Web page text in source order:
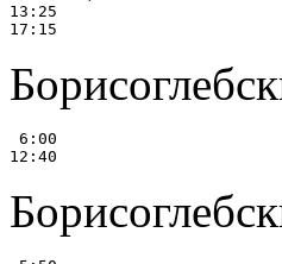
13:25
6:00